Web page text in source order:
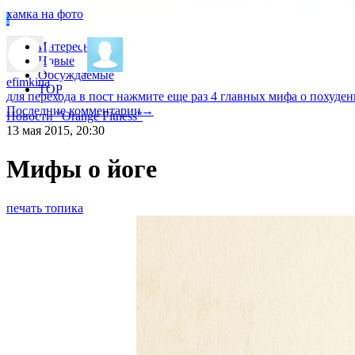
Интересные
Новые
Обсуждаемые
TOP
Новости "Orange Fitness"
13 мая 2015, 20:30
Мифы о йоге
печать топика
хамка на фото
efimkina
для перехода в пост нажмите еще раз 4 главных мифа о
Последние комментарии→